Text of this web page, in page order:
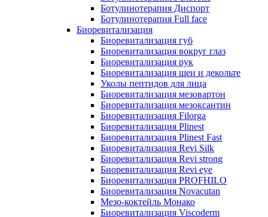
Ботулинотерапия Диспорт
Ботулинотерапия Full face
Биоревитализация
Биоревитализация губ
Биоревитализация вокруг глаз
Биоревитализация рук
Биоревитализация шеи и декольте
Уколы пептидов для лица
Биоревитализация мезовартон
Биоревитализация мезоксантин
Биоревитализация Filorga
Биоревитализация Plinest
Биоревитализация Plinest Fast
Биоревитализация Revi Silk
Биоревитализация Revi strong
Биоревитализация Revi eye
Биоревитализация PROFHILO
Биоревитализация Novacutan
Мезо-коктейль Монако
Биоревитализация Viscoderm